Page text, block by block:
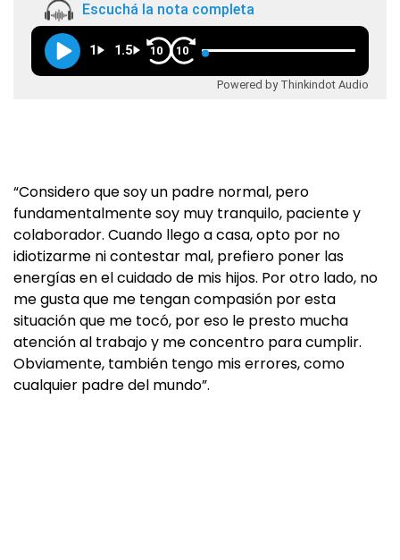
Escuchá la nota completa
1 1.5 10 10
Powered by Thinkindot Audio
“Considero que soy un padre normal, pero
fundamentalmente soy muy tranquilo, paciente y
colaborador. Cuando llego a casa, opto por no
idiotizarme ni contestar mal, prefiero poner las
energías en el cuidado de mis hijos. Por otro lado, no
me gusta que me tengan compasión por esta
situación que me tocó, por eso le presto mucha
atención al trabajo y me concentro para cumplir.
Obviamente, también tengo mis errores, como
cualquier padre del mundo”.